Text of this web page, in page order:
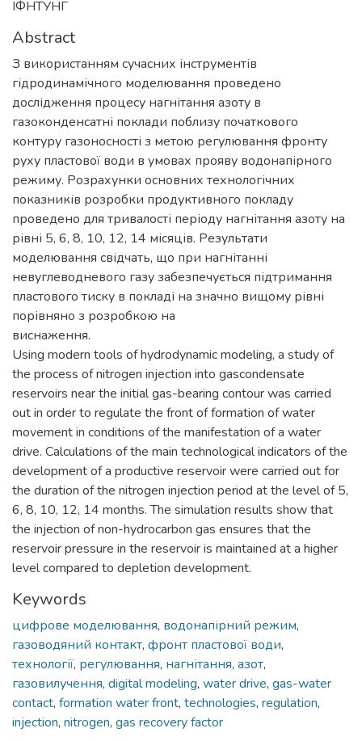
ІФНТУНГ
Abstract
З використанням сучасних інструментів
гідродинамічного моделювання проведено
дослідження процесу нагнітання азоту в
газоконденсатні поклади поблизу початкового
контуру газоносності з метою регулювання фронту
руху пластової води в умовах прояву водонапірного
режиму. Розрахунки основних технологічних
показників розробки продуктивного покладу
проведено для тривалості періоду нагнітання азоту на
рівні 5, 6, 8, 10, 12, 14 місяців. Результати
моделювання свідчать, що при нагнітанні
невуглеводневого газу забезпечується підтримання
пластового тиску в покладі на значно вищому рівні
порівняно з розробкою на
виснаження.
Using modern tools of hydrodynamic modeling, a study of
the process of nitrogen injection into gascondensate
reservoirs near the initial gas-bearing contour was carried
out in order to regulate the front of formation of water
movement in conditions of the manifestation of a water
drive. Calculations of the main technological indicators of the
development of a productive reservoir were carried out for
the duration of the nitrogen injection period at the level of 5,
6, 8, 10, 12, 14 months. The simulation results show that
the injection of non-hydrocarbon gas ensures that the
reservoir pressure in the reservoir is maintained at a higher
level compared to depletion development.
Keywords
цифрове моделювання, водонапірний режим,
газоводяний контакт, фронт пластової води,
технології, регулювання, нагнітання, азот,
газовилучення, digital modeling, water drive, gas-water
contact, formation water front, technologies, regulation,
injection, nitrogen, gas recovery factor